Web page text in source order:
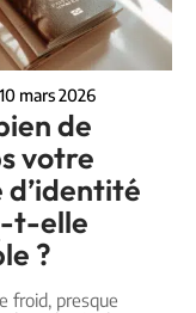
10 mars 2026
de
votre
t-elle
?
froid, presque